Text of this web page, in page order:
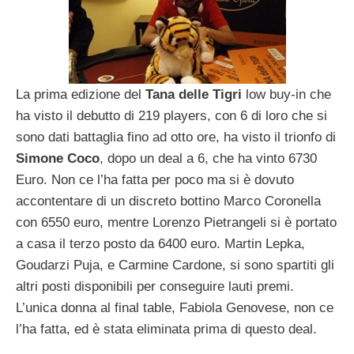
La prima edizione del Tana delle Tigri low buy-in che
ha visto il debutto di 219 players, con 6 di loro che si
sono dati battaglia fino ad otto ore, ha visto il trionfo di
Simone Coco, dopo un deal a 6, che ha vinto 6730
Euro. Non ce l’ha fatta per poco ma si è dovuto
accontentare di un discreto bottino Marco Coronella
con 6550 euro, mentre Lorenzo Pietrangeli si è portato
a casa il terzo posto da 6400 euro. Martin Lepka,
Goudarzi Puja, e Carmine Cardone, si sono spartiti gli
altri posti disponibili per conseguire lauti premi.
L’unica donna al final table, Fabiola Genovese, non ce
l’ha fatta, ed è stata eliminata prima di questo deal.